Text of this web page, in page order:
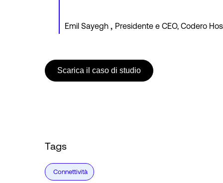
Emil Sayegh , Presidente e CEO, Codero
Scarica il caso di studio
Tags
Connettività